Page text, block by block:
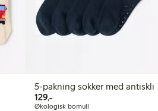
5-pakning sokker med antiskli
129,-129,00 kr
Økologisk bomull